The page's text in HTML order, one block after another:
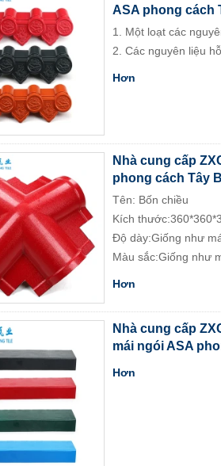
ASA phong cách
1. Một loạt các
2. Các nguyên liệu
Hơn
Nhà cung cấp
phong cách Tây
Tên: Bốn chiều
Kích
Độ dày:Giống như
Màu sắc:Giống như
Hơn
Nhà cung cấp
mái ngói ASA
Hơn